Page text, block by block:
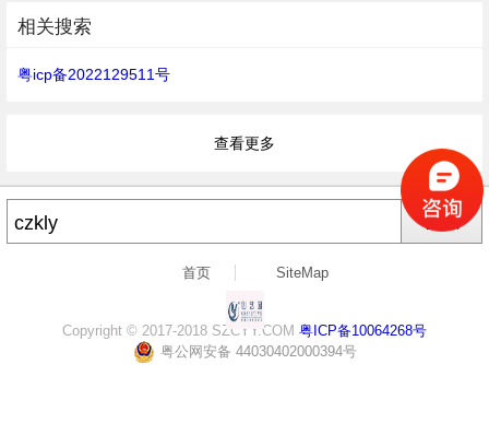
相关搜索
粤icp备2022129511号
查看更多
搜索
首页 SiteMap
Copyright © 2017-2018 SZCYY.COM 粤ICP备10064268号
粤公网安备 44030402000394号